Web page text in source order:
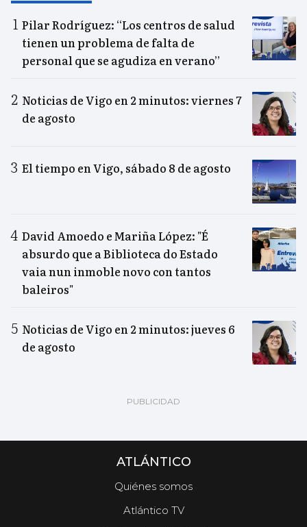
Pilar Rodríguez: “Los centros de salud
tienen un problema de falta de
personal que se agudiza en verano”
Noticias de Vigo en 2 minutos: viernes 7
de agosto
El tiempo en Vigo, sábado 8 de agosto
David Amoedo e Mariña López: "É
absurdo que a Biblioteca do Estado
vaia nun inmoble novo con tantos
baleiros"
Noticias de Vigo en 2 minutos: jueves 6
de agosto
ATLÁNTICO
Quiénes somos
Atlántico TV